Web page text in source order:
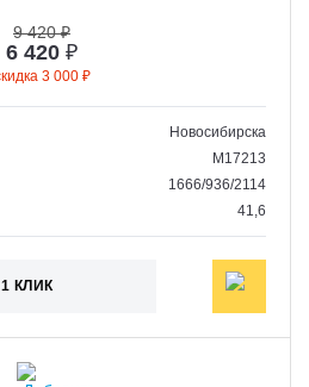
9 420 ₽
6 420 ₽
3 000 ₽
Новосибирска
M17213
1666/936/2114
41,6
КЛИК